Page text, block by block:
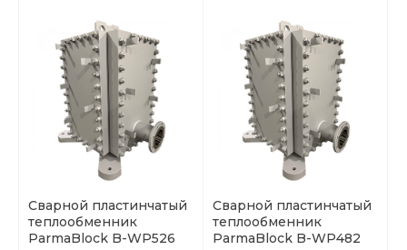
Сварной пластинчатый
теплообменник
ParmaBlock B-WP526
Сварной пластинчатый
теплообменник
ParmaBlock B-WP482